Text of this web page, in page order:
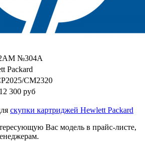
№304A
Packard
CM2320
300 руб
скупки картриджей Hewlett Packard
Вас модель в прайс-листе,